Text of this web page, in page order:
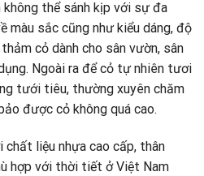
thể sánh kịp với sự đa
màu sắc cũng như kiểu dáng, độ
cỏ dành cho sân vườn, sân
Ngoài ra để cỏ tự nhiên tươi
tưới tiêu, thường xuyên chăm
được cỏ không quá cao.
chất liệu nhựa cao cấp, thân
hợp với thời tiết ở Việt Nam